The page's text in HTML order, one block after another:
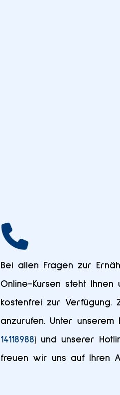
Bei allen Fragen zur
Online-Kursen steht
kostenfrei zur Verfügung.
anzurufen. Unter unserem
14118988) und unserer
freuen wir uns auf Ihren